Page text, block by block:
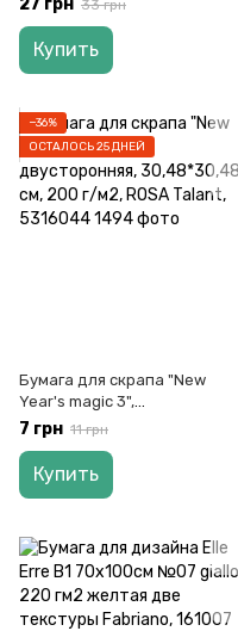
27 грн 33 грн
Купить
−36%
ОСТАЛОСЬ 25 ДНЕЙ
Бумага для скрапа "New
Year's magic 3",
двусторонняя, 30,48*30,48
5316044
7 грн 11 грн
Купить